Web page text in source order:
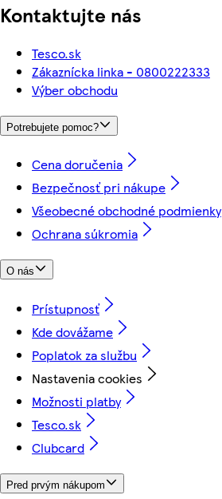
Kontaktujte nás
Tesco.sk
Zákaznícka linka - 0800222333
Výber obchodu
Potrebujete pomoc?
Cena doručenia
Bezpečnosť pri nákupe
Všeobecné obchodné podmienky
Ochrana súkromia
O nás
Prístupnosť
Kde dovážame
Poplatok za službu
Nastavenia cookies
Možnosti platby
Tesco.sk
Clubcard
Pred prvým nákupom